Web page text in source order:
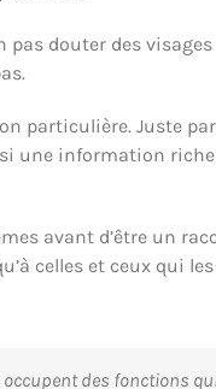
pas douter des
particulière. Juste
une information
avant d’être un
celles et ceux qui
occupent des fonctions